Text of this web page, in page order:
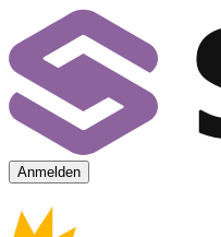
Anmelden